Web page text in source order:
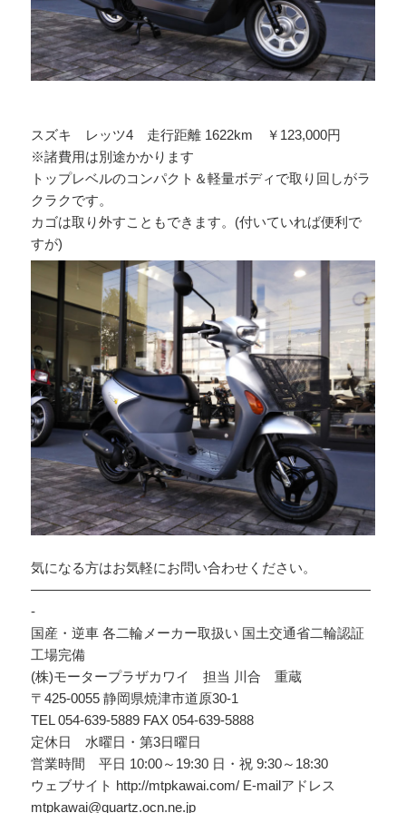
スズキ レッツ4 走行距離 1622km ￥123,000円
※諸費用は別途かかります
トップレベルのコンパクト＆軽量ボディで取り回しがラ
クラクです。
カゴは取り外すこともできます。(付いていれば便利で
すが)
気になる方はお気軽にお問い合わせください。
—————————————————————————
-
国産・逆車 各二輪メーカー取扱い 国土交通省二輪認証
工場完備
(株)モータープラザカワイ 担当 川合 重蔵
〒425-0055 静岡県焼津市道原30-1
TEL 054-639-5889 FAX 054-639-5888
定休日 水曜日・第3日曜日
営業時間 平日 10:00～19:30 日・祝 9:30～18:30
ウェブサイト http://mtpkawai.com/ E-mailアドレス
mtpkawai@quartz.ocn.ne.jp